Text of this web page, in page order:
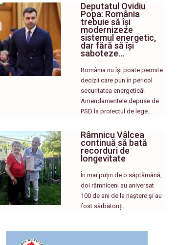
Deputatul Ovidiu
Popa: România
trebuie să își
modernizeze
sistemul energetic,
dar fără să își
saboteze…
România nu își poate permite
decizii care pun în pericol
securitatea energetică!
Amendamentele depuse de
PSD la proiectul de lege…
Râmnicu Vâlcea
continuă să bată
recorduri de
longevitate
În mai puțin de o săptămână,
doi râmniceni au aniversat
100 de ani de la naștere și au
fost sărbătoriți…